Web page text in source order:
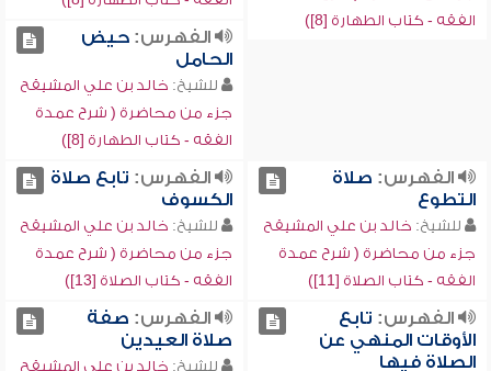
الفقه - كتاب الطهارة [8])
الفهرس:حيض
الحامل
للشيخ: خالد بن علي المشيقح
جزء من محاضرة ( شرح عمدة
الفقه - كتاب الطهارة [8])
الفهرس: صلاة
التطوع
للشيخ: خالد بن علي المشيقح
جزء من محاضرة ( شرح عمدة
الفقه - كتاب الصلاة [11])
الفهرس: تابع صلاة
الكسوف
للشيخ: خالد بن علي المشيقح
جزء من محاضرة ( شرح عمدة
الفقه - كتاب الصلاة [13])
الفهرس: تابع
الأوقات المنهي عن
الصلاة فيها
الفهرس: صفة
صلاة العيدين
للشيخ: خالد بن علي المشيقح